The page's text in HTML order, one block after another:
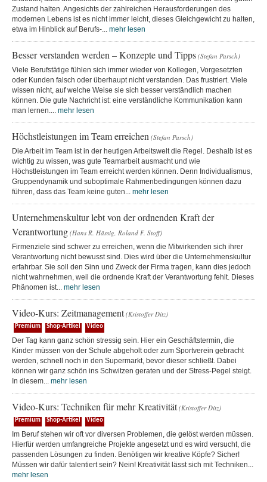
Zustand halten. Angesichts der zahlreichen Herausforderungen des
modernen Lebens ist es nicht immer leicht, dieses Gleichgewicht zu halten,
etwa im Hinblick auf Berufs-... mehr lesen
Besser verstanden werden – Konzepte und Tipps (Stefan Parsch)
Viele Berufstätige fühlen sich immer wieder von Kollegen, Vorgesetzten
oder Kunden falsch oder überhaupt nicht verstanden. Das frustriert. Viele
wissen nicht, auf welche Weise sie sich besser verständlich machen
können. Die gute Nachricht ist: eine verständliche Kommunikation kann
man lernen.... mehr lesen
Höchstleistungen im Team erreichen (Stefan Parsch)
Die Arbeit im Team ist in der heutigen Arbeitswelt die Regel. Deshalb ist es
wichtig zu wissen, was gute Teamarbeit ausmacht und wie
Höchstleistungen im Team erreicht werden können. Denn Individualismus,
Gruppendynamik und suboptimale Rahmenbedingungen können dazu
führen, dass das Team keine guten... mehr lesen
Unternehmenskultur lebt von der ordnenden Kraft der
Verantwortung (Hans R. Hässig, Roland F. Stoff)
Firmenziele sind schwer zu erreichen, wenn die Mitwirkenden sich ihrer
Verantwortung nicht bewusst sind. Dies wird über die Unternehmenskultur
erfahrbar. Sie soll den Sinn und Zweck der Firma tragen, kann dies jedoch
nicht wahrnehmen, weil die ordnende Kraft der Verantwortung fehlt. Dieses
Phänomen ist... mehr lesen
Video-Kurs: Zeitmanagement (Kristoffer Ditz)
Premium Shop-Artikel Video
Der Tag kann ganz schön stressig sein. Hier ein Geschäftstermin, die
Kinder müssen von der Schule abgeholt oder zum Sportverein gebracht
werden, schnell noch in den Supermarkt, bevor dieser schließt. Dabei
können wir ganz schön ins Schwitzen geraten und der Stress-Pegel steigt.
In diesem... mehr lesen
Video-Kurs: Techniken für mehr Kreativität (Kristoffer Ditz)
Premium Shop-Artikel Video
Im Beruf stehen wir oft vor diversen Problemen, die gelöst werden müssen.
Hierfür werden umfangreiche Projekte angesetzt und es wird versucht, die
passenden Lösungen zu finden. Benötigen wir kreative Köpfe? Sicher!
Müssen wir dafür talentiert sein? Nein! Kreativität lässt sich mit Techniken...
mehr lesen